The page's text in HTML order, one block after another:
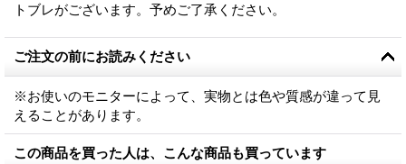
トブレがございます。予めご了承ください。
ご注文の前にお読みください
※お使いのモニターによって、実物とは色や質感が違って見
えることがあります。
この商品を買った人は、こんな商品も買っています